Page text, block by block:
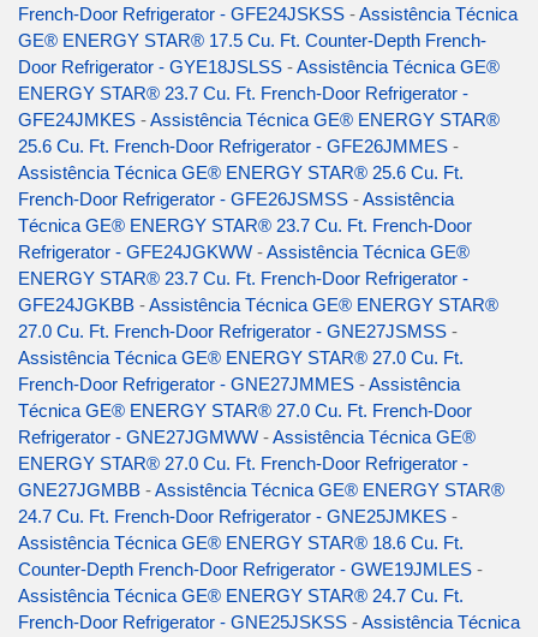
French-Door Refrigerator - GFE24JSKSS -Assistência Técnica
GE® ENERGY STAR® 17.5 Cu. Ft. Counter-Depth French-
Door Refrigerator - GYE18JSLSS -Assistência Técnica GE®
ENERGY STAR® 23.7 Cu. Ft. French-Door Refrigerator -
GFE24JMKES -Assistência Técnica GE® ENERGY STAR®
25.6 Cu. Ft. French-Door Refrigerator - GFE26JMMES -
Assistência Técnica GE® ENERGY STAR® 25.6 Cu. Ft.
French-Door Refrigerator - GFE26JSMSS -Assistência
Técnica GE® ENERGY STAR® 23.7 Cu. Ft. French-Door
Refrigerator - GFE24JGKWW -Assistência Técnica GE®
ENERGY STAR® 23.7 Cu. Ft. French-Door Refrigerator -
GFE24JGKBB -Assistência Técnica GE® ENERGY STAR®
27.0 Cu. Ft. French-Door Refrigerator - GNE27JSMSS -
Assistência Técnica GE® ENERGY STAR® 27.0 Cu. Ft.
French-Door Refrigerator - GNE27JMMES -Assistência
Técnica GE® ENERGY STAR® 27.0 Cu. Ft. French-Door
Refrigerator - GNE27JGMWW -Assistência Técnica GE®
ENERGY STAR® 27.0 Cu. Ft. French-Door Refrigerator -
GNE27JGMBB -Assistência Técnica GE® ENERGY STAR®
24.7 Cu. Ft. French-Door Refrigerator - GNE25JMKES -
Assistência Técnica GE® ENERGY STAR® 18.6 Cu. Ft.
Counter-Depth French-Door Refrigerator - GWE19JMLES -
Assistência Técnica GE® ENERGY STAR® 24.7 Cu. Ft.
French-Door Refrigerator - GNE25JSKSS -Assistência Técnica